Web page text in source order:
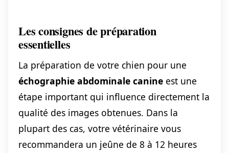
Les consignes de préparation
essentielles
La préparation de votre chien pour une
échographie abdominale canine est une
étape important qui influence directement la
qualité des images obtenues. Dans la
plupart des cas, votre vétérinaire vous
recommandera un jeûne de 8 à 12 heures